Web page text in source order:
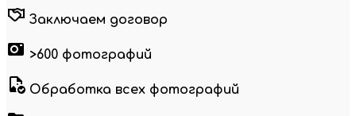
Заключаем договор
>600 фотографий
Обработка всех фотографий